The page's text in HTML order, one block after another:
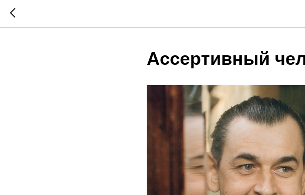
Ассертивный